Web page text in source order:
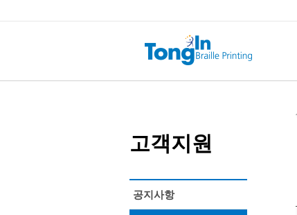
고객지원
공지사항